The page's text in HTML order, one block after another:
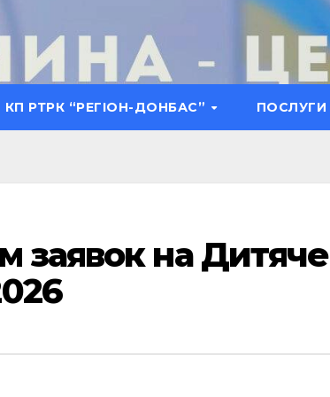
КП РТРК “РЕГІОН-ДОНБАС” ПОСЛУГИ
заявок на Дитяче